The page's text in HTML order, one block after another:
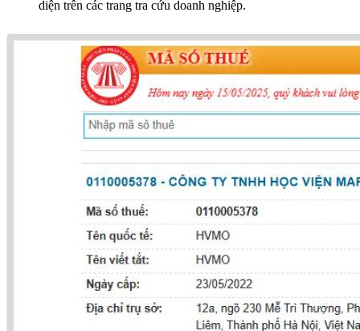
diện trên các trang tra cứu doanh nghiệp.